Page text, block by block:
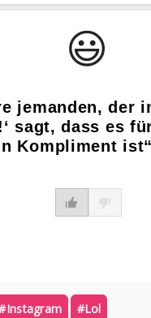
😃️
jemanden, der
sagt, dass es
Kompliment
#lol